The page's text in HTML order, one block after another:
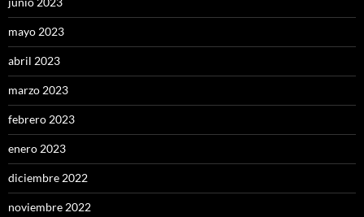
mayo 2023
abril 2023
marzo 2023
febrero 2023
enero 2023
diciembre 2022
noviembre 2022